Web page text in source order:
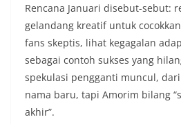
Rencana Januari disebut-sebut:
gelandang kreatif untuk
fans skeptis, lihat kegagalan
sebagai contoh sukses yang
spekulasi pengganti muncul,
nama baru, tapi Amorim bilang
akhir”.